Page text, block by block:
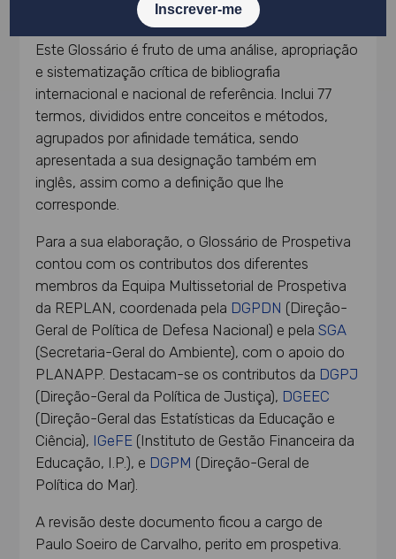
em diferentes disciplinas ou áreas de estudo.
Este Glossário é fruto de uma análise, apropriação
e sistematização crítica de bibliografia
internacional e nacional de referência. Inclui 77
termos, divididos entre conceitos e métodos,
agrupados por afinidade temática, sendo
apresentada a sua designação também em
inglês, assim como a definição que lhe
corresponde.
Para a sua elaboração, o Glossário de Prospetiva
contou com os contributos dos diferentes
membros da Equipa Multissetorial de Prospetiva
da REPLAN, coordenada pela DGPDN (Direção-
Geral de Política de Defesa Nacional) e pelaSGA
(Secretaria-Geral do Ambiente), com o apoio do
PLANAPP. Destacam-se os contributos da DGPJ
(Direção-Geral da Política de Justiça), DGEEC
(Direção-Geral das Estatísticas da Educação e
Ciência), IGeFE (Instituto de Gestão Financeira da
Educação, I.P.), e DGPM (Direção-Geral de
Política do Mar).
A revisão deste documento ficou a cargo de
Paulo Soeiro de Carvalho, perito em prospetiva.